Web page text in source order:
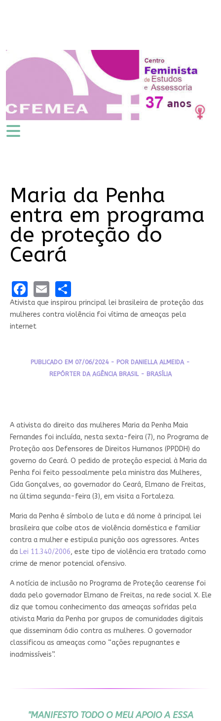
Maria da Penha
entra em programa
de proteção do
Ceará
Facebook
EmailShare
Ativista que inspirou principal lei brasileira de proteção das
mulheres contra violência foi vítima de ameaças pela
internet
PUBLICADO EM 07/06/2024 - POR DANIELLA ALMEIDA -
REPÓRTER DA AGÊNCIA BRASIL - BRASÍLIA
A ativista do direito das mulheres Maria da Penha Maia
Fernandes foi incluída, nesta sexta-feira (7), no Programa de
Proteção aos Defensores de Direitos Humanos (PPDDH) do
governo do Ceará. O pedido de proteção especial à Maria da
Penha foi feito pessoalmente pela ministra das Mulheres,
Cida Gonçalves, ao governador do Ceará, Elmano de Freitas,
na última segunda-feira (3), em visita a Fortaleza.
Maria da Penha é símbolo de luta e dá nome à principal lei
brasileira que coíbe atos de violência doméstica e familiar
contra a mulher e estipula punição aos agressores. Antes
da Lei 11.340/2006, este tipo de violência era tratado como
crime de menor potencial ofensivo.
A notícia de inclusão no Programa de Proteção cearense foi
dada pelo governador Elmano de Freitas, na rede social X. Ele
diz que tomou conhecimento das ameaças sofridas pela
ativista Maria da Penha por grupos de comunidades digitais
que disseminam ódio contra as mulheres. O governador
classificou as ameaças como “ações repugnantes e
inadmissíveis”.
"MANIFESTO TODO O MEU APOIO A ESSA